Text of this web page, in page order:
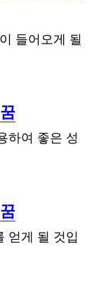
들어오게 될
하여 좋은 성
얻게 될 것입